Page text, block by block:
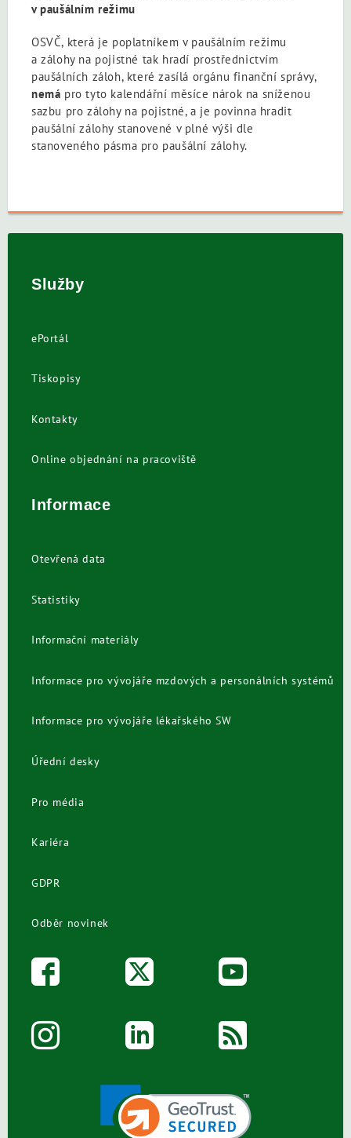
v paušálním režimu
OSVČ, která je poplatníkem v paušálním režimu
a zálohy na pojistné tak hradí prostřednictvím
paušálních záloh, které zasílá orgánu finanční správy,
nemá pro tyto kalendářní měsíce nárok na sníženou
sazbu pro zálohy na pojistné, a je povinna hradit
paušální zálohy stanovené v plné výši dle
stanoveného pásma pro paušální zálohy.
Služby
ePortál
Tiskopisy
Kontakty
Online objednání na pracoviště
Informace
Otevřená data
Statistiky
Informační materiály
Informace pro vývojáře mzdových a personálních systémů
Informace pro vývojáře lékařského SW
Úřední desky
Pro média
Kariéra
GDPR
Odběr novinek